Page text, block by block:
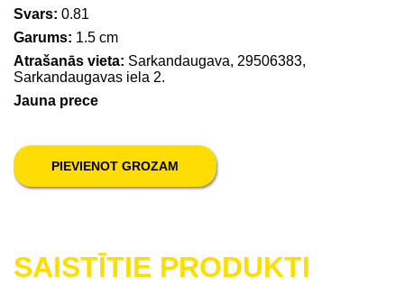
Svars: 0.81
Garums: 1.5 cm
Atrašanās vieta: Sarkandaugava, 29506383,
Sarkandaugavas iela 2.
Jauna prece
PIEVIENOT GROZAM
SAISTĪTIE PRODUKTI